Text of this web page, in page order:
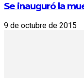
Se inauguró la
9 de octubre de 2015